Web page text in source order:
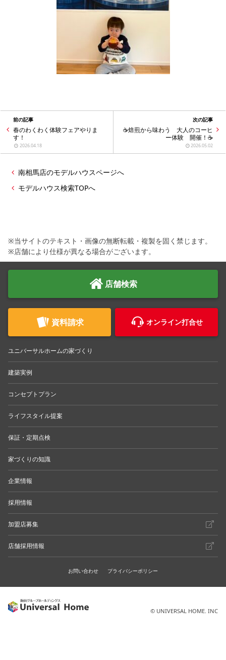
前の記事
春のわくわく体験フェアやりま
す！
2026.04.18
次の記事
☕焙煎から味わう 大人のコーヒ
ー体験 開催！☕
2026.05.02
南相馬店のモデルハウスページへ
モデルハウス検索TOPへ
※当サイトのテキスト・画像の無断転載・複製を固く禁じます。
※店舗により仕様が異なる場合がございます。
店舗検索
資料請求 オンライン打合せ
ユニバーサルホームの家づくり
建築実例
コンセプトプラン
ライフスタイル提案
保証・定期点検
家づくりの知識
企業情報
採用情報
加盟店募集
店舗採用情報
お問い合わせ プライバシーポリシー
© UNIVERSAL HOME. INC